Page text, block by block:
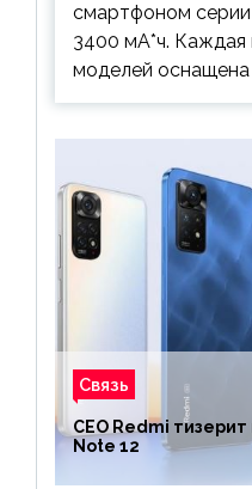
смартфоном
3400 мА*ч. Каждая
моделей
Связь
CEO Redmi
Note 12